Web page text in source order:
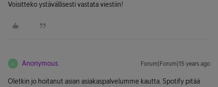
Voisitteko ystävällisesti vastata viestiin!
A Anonymous Forum|Forum|15 years ago
Oletkin jo hoitanut asian asiakaspalvelumme kautta. Spotify pitää